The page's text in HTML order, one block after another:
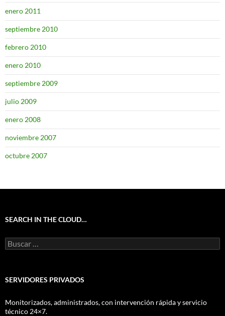
enero 2011
septiembre 2010
febrero 2010
enero 2010
septiembre 2009
julio 2009
enero 2008
noviembre 2007
octubre 2007
SEARCH IN THE CLOUD…
Buscar:
SERVIDORES PRIVADOS
Monitorizados, administrados, con intervención rápida y servicio
técnico 24×7.